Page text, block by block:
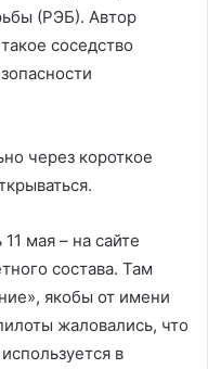
(РЭБ). Автор
соседство
через короткое
мая – на сайте
состава. Там
якобы от имени
жаловались, что
в